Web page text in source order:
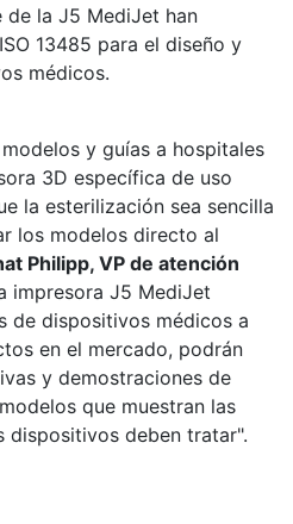
de la J5 MediJet han
13485 para el diseño y
médicos.
y guías a hospitales
3D específica de uso
la esterilización sea sencilla
los modelos directo al
Philipp, VP de atención
impresora J5 MediJet
de dispositivos médicos a
en el mercado, podrán
y demostraciones de
que muestran las
dispositivos deben tratar".